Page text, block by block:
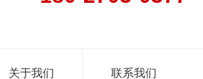
关于我们 联系我们